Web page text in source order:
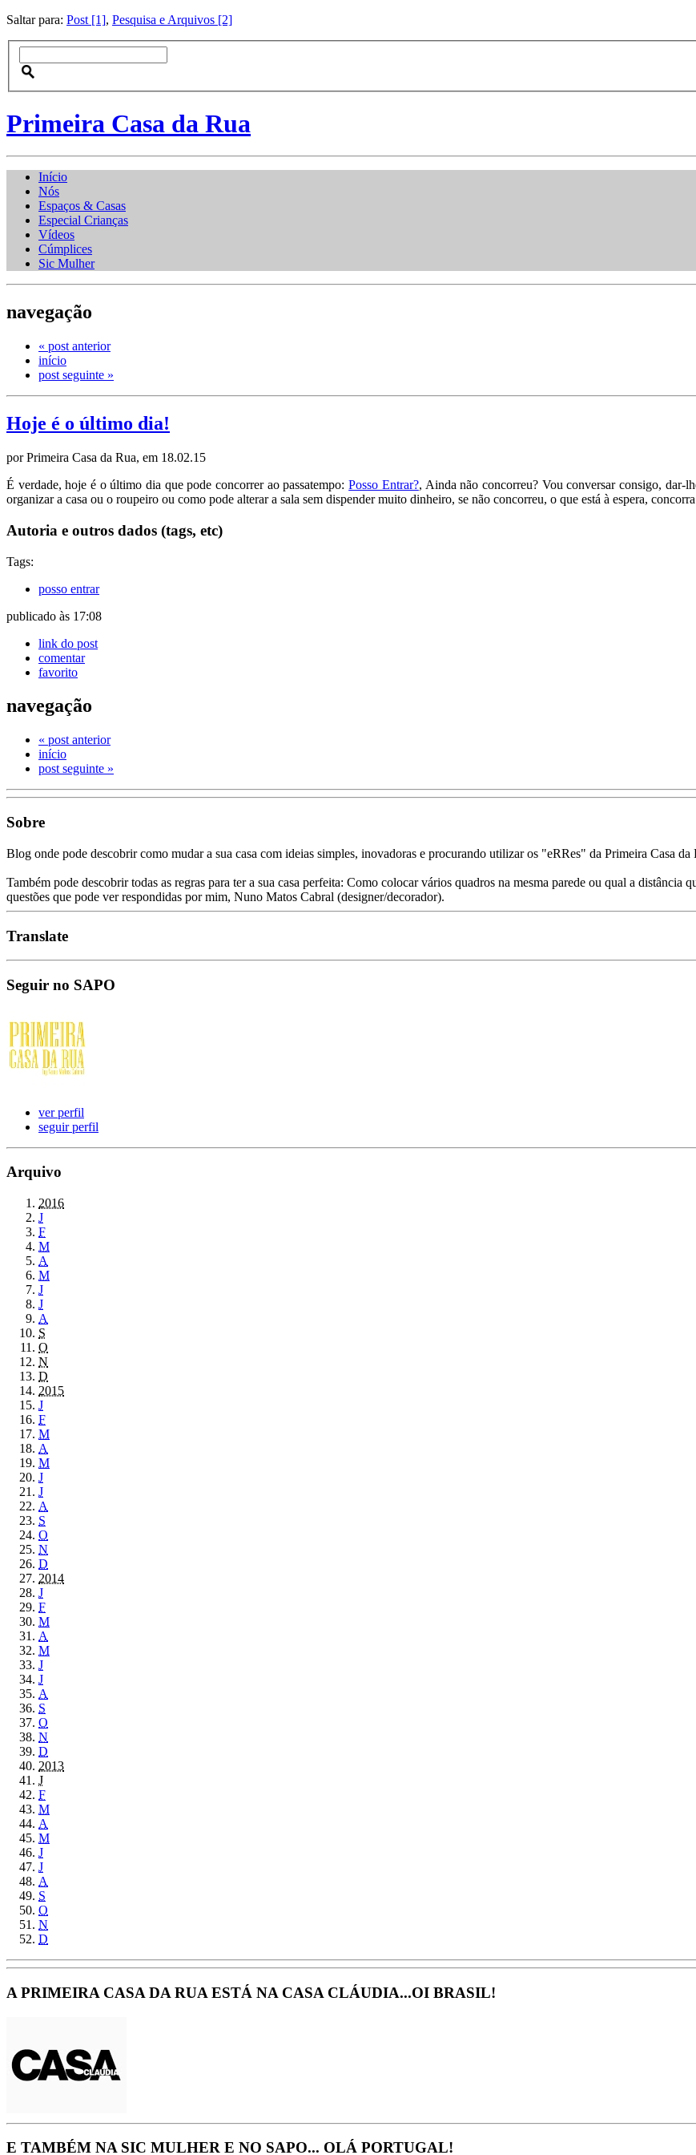
Saltar para: Post [1], Pesquisa e Arquivos [2]
Primeira Casa da Rua
Início
Nós
Espaços & Casas
Especial Crianças
Vídeos
Cúmplices
Sic Mulher
navegação
« post anterior
início
post seguinte »
Hoje é o último dia!
por Primeira Casa da Rua, em 18.02.15
É verdade, hoje é o último dia que pode concorrer ao passatempo:Posso Entrar?, Ainda não concorreu? Vou conversar consigo, dar-
organizar a casa ou o roupeiro ou como pode alterar a sala sem dispender muito dinheiro, se não concorreu, o que está à espera,
Autoria e outros dados (tags, etc)
Tags:
posso entrar
publicado às 17:08
link do post
comentar
favorito
navegação
« post anterior
início
post seguinte »
Sobre
Blog onde pode descobrir como mudar a sua casa com ideias simples, inovadoras e procurando utilizar os "eRRes" da Primeira Casa
Também pode descobrir todas as regras para ter a sua casa perfeita: Como colocar vários quadros na mesma parede ou qual a distância
questões que pode ver respondidas por mim, Nuno Matos Cabral (designer/decorador).
Translate
Seguir no SAPO
ver perfil
seguir perfil
Arquivo
2016
J
F
M
A
M
J
J
A
S
O
N
D
2015
J
F
M
A
M
J
J
A
S
O
N
D
2014
J
F
M
A
M
J
J
A
S
O
N
D
2013
J
F
M
A
M
J
J
A
S
O
N
D
A PRIMEIRA CASA DA RUA ESTÁ NA CASA CLÁUDIA...OI BRASIL!
E TAMBÉM NA SIC MULHER E NO SAPO... OLÁ PORTUGAL!